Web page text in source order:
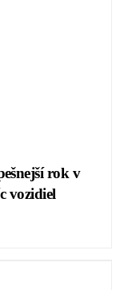
rok v
vozidiel